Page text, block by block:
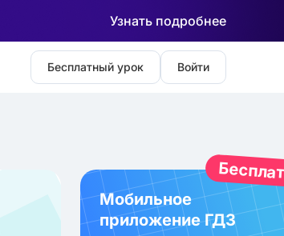
Узнать подробнее
Бесплатный урок Войти
Мобильное
приложение ГДЗ